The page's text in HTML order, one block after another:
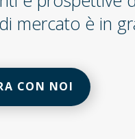
mercato è in
CON NOI